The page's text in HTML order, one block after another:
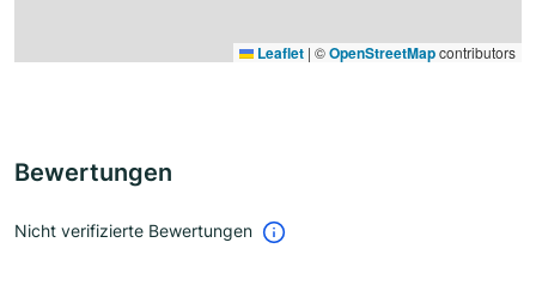
Leaflet | ©OpenStreetMapcontributors
Bewertungen
Nicht verifizierte Bewertungen